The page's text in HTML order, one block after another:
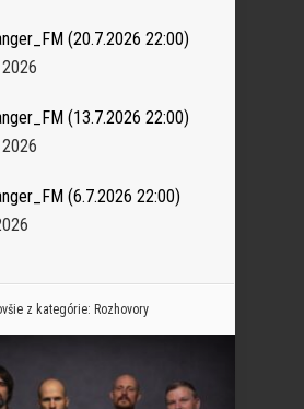
(20.7.2026 22:00)
(13.7.2026 22:00)
(6.7.2026 22:00)
z kategórie: Rozhovory